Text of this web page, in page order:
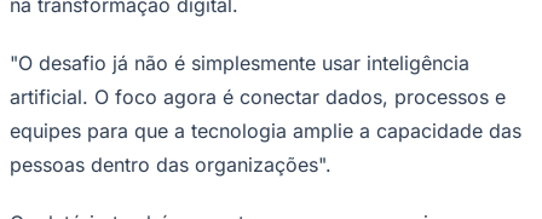
NBB
Brasileirão Série A
Brasileirão Série B
Paulistão
Copa do Brasil
Libertadores
"O desafio já não é simplesmente usar inteligência
artificial. O foco agora é conectar dados, processos e
equipes para que a tecnologia amplie a capacidade das
pessoas dentro das organizações".